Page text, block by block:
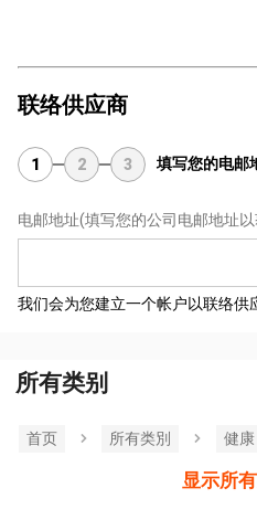
联络供应商
1 2 3 填写您的电邮
电邮地址(填写您的公司电邮地址
我们会为您建立一个帐户以联络供
所有类别
首页 所有类別 健
显示所